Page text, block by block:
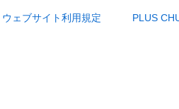
ウェブサイト利用規定 PLUS